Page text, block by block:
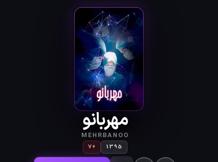
مهربانو
MEHRBANOO
1395
+7